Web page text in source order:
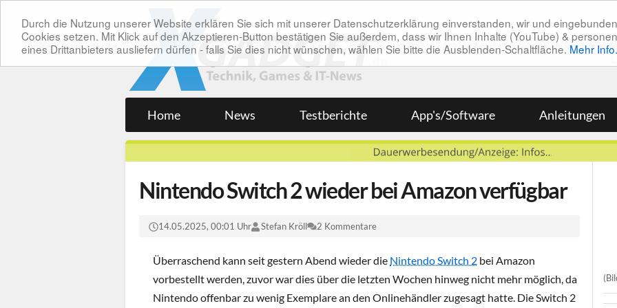
Durch die Nutzung unserer Website erklären Sie sich mit unserer Datenschutzerklärung einverstanden, wir und
Cookies setzen. Mit Klick auf den Akzeptieren-Button bestätigen Sie außerdem, dass wir Ihnen Inhalte (YouTube) &
eines Drittanbieters ausliefern dürfen - falls Sie dies nicht wünschen, wählen Sie bitte die Ausblenden-Schaltfläche. Mehr Info.
Home News Testberichte App's/Software Anleitungen
Nintendo Switch 2 wieder bei Amazon verfügbar
14.05.2025, 00:01 Uhr Stefan Kröll 2 Kommentare
Überraschend kann seit gestern Abend wieder die Nintendo Switch 2 bei Amazon
vorbestellt werden, zuvor war dies über die letzten Wochen hinweg nicht mehr möglich, da
Nintendo offenbar zu wenig Exemplare an den Onlinehändler zugesagt hatte. Die Switch 2